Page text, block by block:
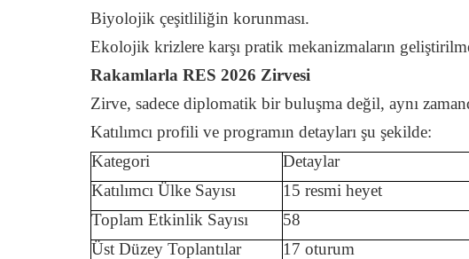
Biyolojik çeşitliliğin korunması.
Ekolojik krizlere karşı pratik mekanizmaların
Rakamlarla RES 2026 Zirvesi
Zirve, sadece diplomatik bir buluşma değil, aynı
Katılımcı profili ve programın detayları şu şekilde:
Kategori
Detaylar
Katılımcı Ülke Sayısı
15 resmi heyet
Toplam Etkinlik Sayısı
58
Üst Düzey Toplantılar
17 oturum